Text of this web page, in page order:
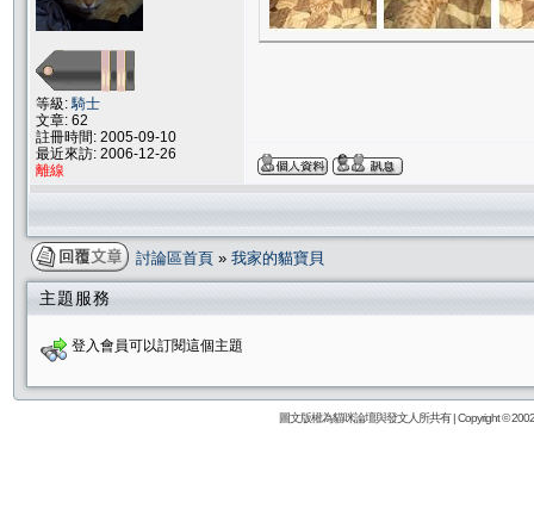
等級:騎士
文章: 62
註冊時間: 2005-09-10
最近來訪: 2006-12-26
離線
討論區首頁 » 我家的貓寶貝
主題服務
登入會員可以訂閱這個主題
圖文版權為貓咪論壇與發文人所共有 | Copyright ©